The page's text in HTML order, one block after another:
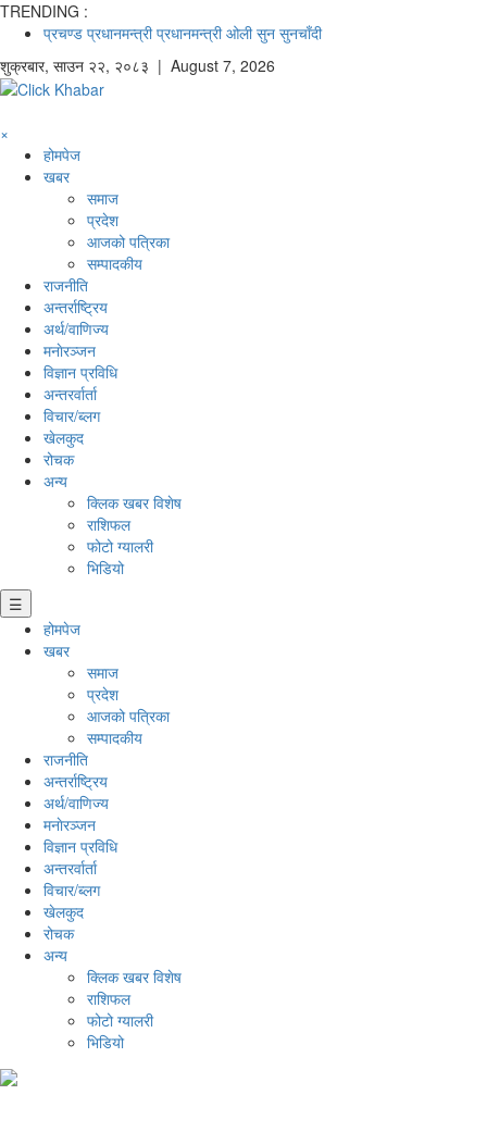
TRENDING :
प्रचण्ड प्रधानमन्त्री प्रधानमन्त्री ओली सुन सुनचाँदी
शुक्रबार, साउन २२, २०८३ | August 7, 2026
×
होमपेज
खबर
समाज
प्रदेश
आजको पत्रिका
सम्पादकीय
राजनीति
अन्तर्राष्ट्रिय
अर्थ/वाणिज्य
मनाेरञ्जन
विज्ञान प्रविधि
अन्तरर्वार्ता
विचार/ब्लग
खेलकुद
रोचक
अन्य
क्लिक खबर विशेष
राशिफल
फोटो ग्यालरी
भिडियो
☰
होमपेज
खबर
समाज
प्रदेश
आजको पत्रिका
सम्पादकीय
राजनीति
अन्तर्राष्ट्रिय
अर्थ/वाणिज्य
मनाेरञ्जन
विज्ञान प्रविधि
अन्तरर्वार्ता
विचार/ब्लग
खेलकुद
रोचक
अन्य
क्लिक खबर विशेष
राशिफल
फोटो ग्यालरी
भिडियो